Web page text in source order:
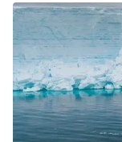
Khán giả
Giải sao mai
Âm nhạc
Sao
Du lịch
Làm đẹp
Chất lượng cuộc
Giáo dục
Tuyển sinh
Học trực tuyến
Công nghệ
Hitech Công
Giao lưu trực